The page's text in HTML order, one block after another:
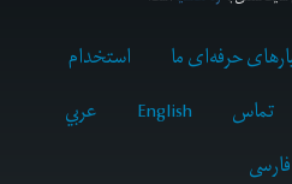
حرفه‌ای ما
استخدام
تماس English
عربي
فارسى